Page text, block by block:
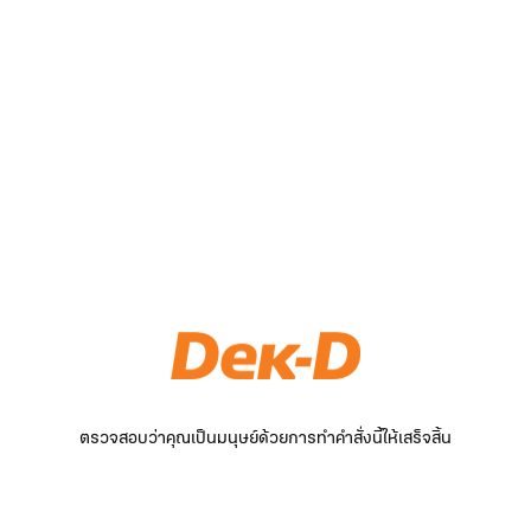
ตรวจสอบว่าคุณเป็นมนุษย์ด้วยการทำคำสั่งนี้ให้เสร็จสิ้น